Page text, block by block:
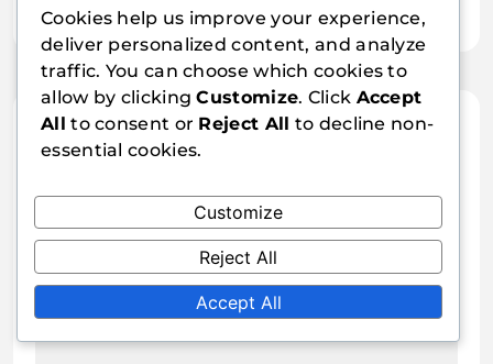
Tischtennisschläger: Verbesserter
Halt, Komfort, Kontrolle
Leave a Reply
Your email address will not be published.
Required fields are marked*
Comment*
Cookies help us improve your experience,
deliver personalized content, and analyze
traffic. You can choose which cookies to
allow by clickingCustomize. Click Accept
All to consent or Reject All to decline non-
essential cookies.
Customize
Reject All
Accept All